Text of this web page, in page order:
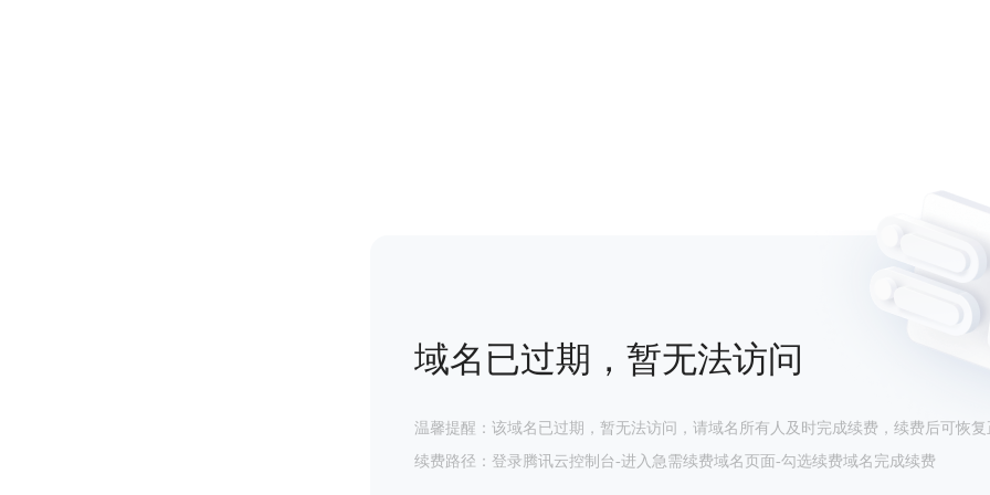
域名已过期，暂无法访问
温馨提醒：该域名已过期，暂无法访问，请域名所有人及时完成续费，续费后可恢复
续费路径：登录腾讯云控制台-进入急需续费域名页面-勾选续费域名完成续费